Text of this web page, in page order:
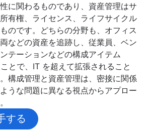
ト
ス ポータル
ト管理システム
request process
ス継続性管理
ト コミュニケーション
プレート
クショップ
ト対応
ト プラクティス
シデント指揮官
責任
フサイクル
イブック
ル
コール スケジュール
コール手当て
トによる疲弊
ールの改善
ラート
ト
レーション パス テンプレート
ート
任
プラクティス
員会
タイプ
ベースとは
センター サポート (KCS) とは
ズ サービス管理
に関わるものであり、資産管理はサ
有権、ライセンス、ライフサイクル
のです。どちらの分野も、オフィス
などの資産を追跡し、従業員、ベン
テーションなどの構成アイテム
とで、IT を超えて拡張されること
構成管理と資産管理は、密接に関係
うな問題に異なる視点からアプロー
する